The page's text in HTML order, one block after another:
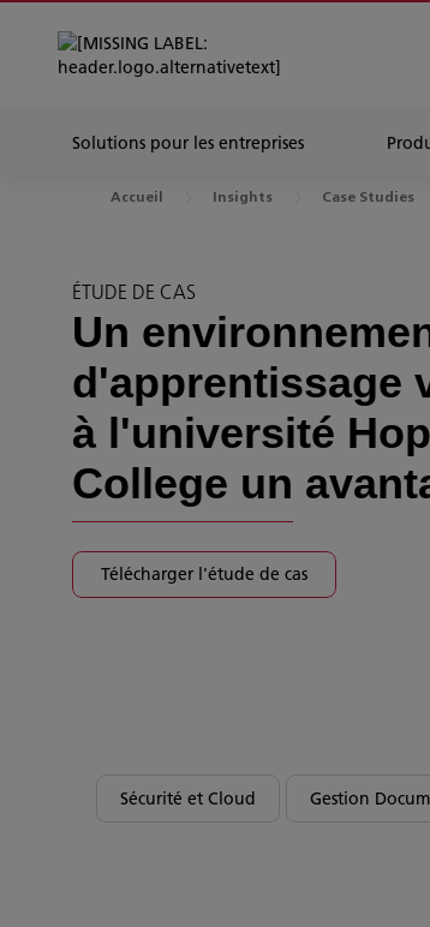
Solutions pour les entreprises
Accueil Insights Case Studies
ÉTUDE DE CAS
Un
d'apprentissage
à l'université
College un
Télécharger l'étude de cas
Sécurité et Cloud Gestion